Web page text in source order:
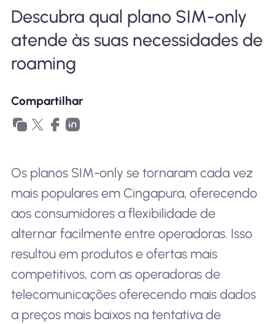
Para negócios
Descubra qual plano SIM-only
atende às suas necessidades de
roaming
Compartilhar
Os planos SIM-only se tornaram cada vez
mais populares em Cingapura, oferecendo
aos consumidores a flexibilidade de
alternar facilmente entre operadoras. Isso
resultou em produtos e ofertas mais
competitivos, com as operadoras de
telecomunicações oferecendo mais dados
a preços mais baixos na tentativa de